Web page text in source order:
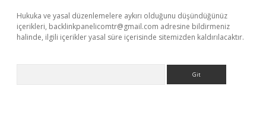
Hukuka ve yasal düzenlemelere aykırı olduğunu düşündüğünüz
içerikleri, backlinkpanelicomtr@gmail.com adresine bildirmeniz
halinde, ilgili içerikler yasal süre içerisinde sitemizden kaldırılacaktır.